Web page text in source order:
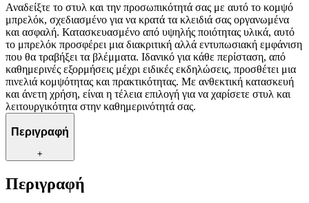
Αναδείξτε το στυλ και την προσωπικότητά σας με αυτό το κομψό
μπρελόκ, σχεδιασμένο για να κρατά τα κλειδιά σας οργανωμένα
και ασφαλή. Κατασκευασμένο από υψηλής ποιότητας υλικά, αυτό
το μπρελόκ προσφέρει μια διακριτική αλλά εντυπωσιακή εμφάνιση
που θα τραβήξει τα βλέμματα. Ιδανικό για κάθε περίσταση, από
καθημερινές εξορμήσεις μέχρι ειδικές εκδηλώσεις, προσθέτει μια
πινελιά κομψότητας και πρακτικότητας. Με ανθεκτική κατασκευή
και άνετη χρήση, είναι η τέλεια επιλογή για να χαρίσετε στυλ και
λειτουργικότητα στην καθημερινότητά σας.
Περιγραφή
+
Περιγραφή